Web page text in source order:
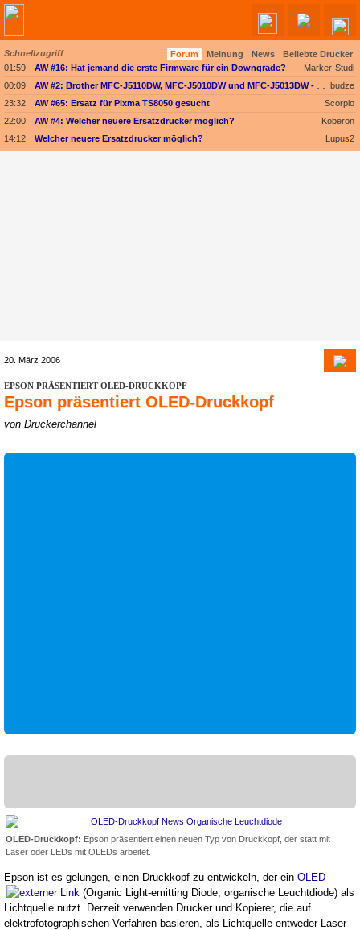
Schnellzugriff Forum Meinung News
Beliebte Drucker
01:59
AW #16: Hat jemand die erste Firmware für ein Downgrade?
Marker-Studi
00:09
budze
23:32
AW #65: Ersatz für Pixma TS8050 gesucht
Scorpio
22:00
AW #4: Welcher neuere Ersatzdrucker möglich?
Koberon
14:12
Welcher neuere Ersatzdrucker möglich? Lupus2
20. März 2006
EPSON PRÄSENTIERT OLED-DRUCKKOPF
Epson präsentiert OLED-Druckkopf
von Druckerchannel
Angebote werden geladen...
OLED-Druckkopf: Epson präsentiert einen neuen Typ von Druckkopf, der statt mit
Laser oder LEDs mit OLEDs arbeitet.
Epson ist es gelungen, einen Druckkopf zu entwickeln, der ein OLED
(Organic Light-emitting Diode, organische Leuchtdiode) als
Lichtquelle nutzt. Derzeit verwenden Drucker und Kopierer, die auf
elektrofotographischen Verfahren basieren, als Lichtquelle entweder Laser